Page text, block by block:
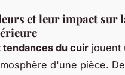
et leur impact sur
du cuir jouent
d'une pièce.